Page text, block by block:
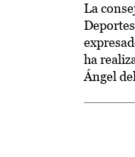
La
ha
Ángel